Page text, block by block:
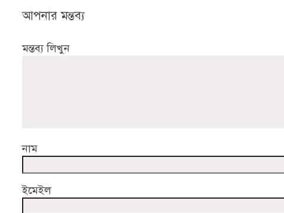
আপনার মন্তব্য
মন্তব্য লিখুন
নাম
ইমেইল